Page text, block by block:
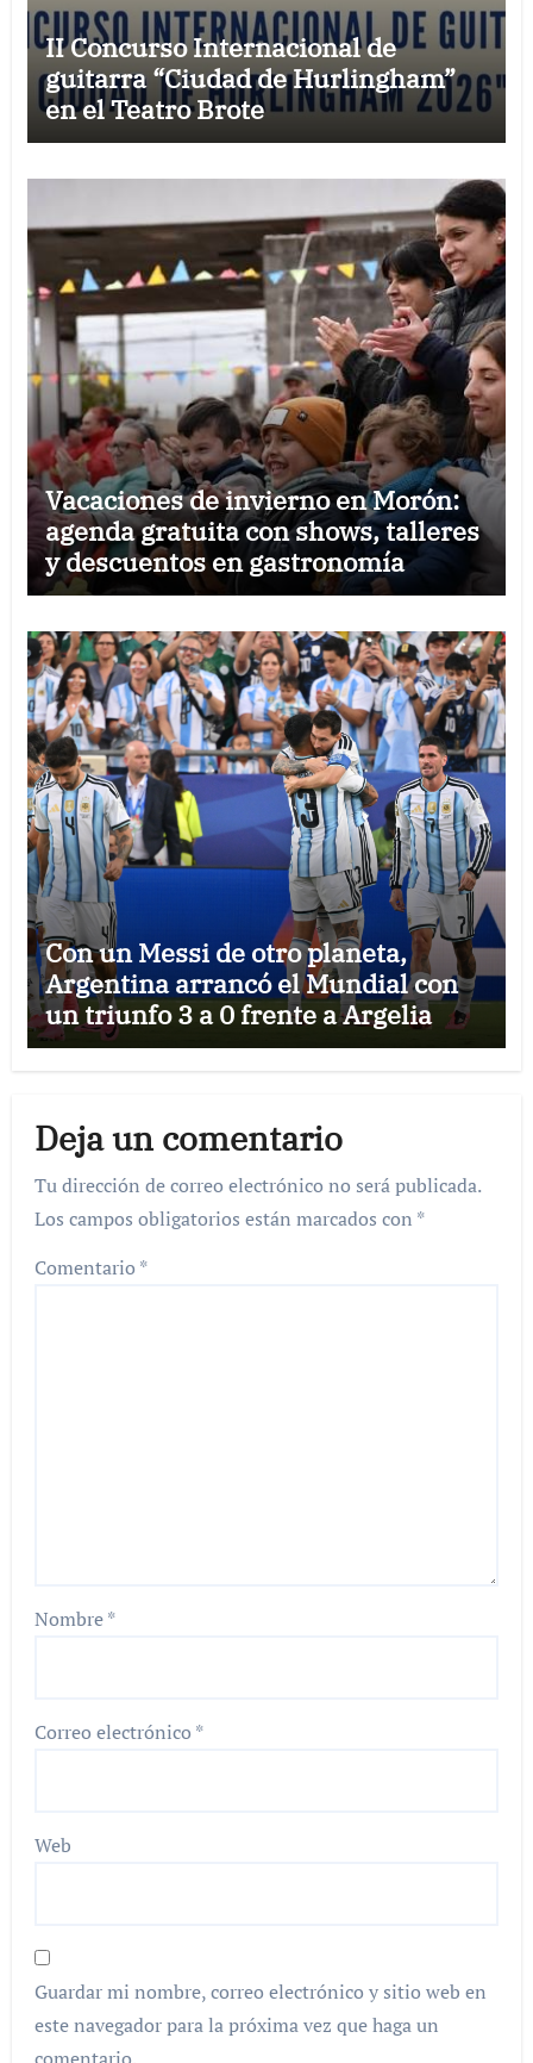
II Concurso Internacional de
guitarra “Ciudad de Hurlingham”
en el Teatro Brote
Vacaciones de invierno en Morón:
agenda gratuita con shows, talleres
y descuentos en gastronomía
Con un Messi de otro planeta,
Argentina arrancó el Mundial con
un triunfo 3 a 0 frente a Argelia
Deja un comentario
Tu dirección de correo electrónico no será publicada.
Los campos obligatorios están marcados con *
Comentario *
Nombre*
Correo electrónico *
Web
Guardar mi nombre, correo electrónico y sitio web en
este navegador para la próxima vez que haga un